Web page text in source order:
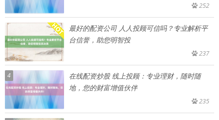
252
最好的配资公司 人人投顾可信吗？专业解析平
台信誉，助您明智投
237
4
在线配资炒股 线上投顾：专业理财，随时随
地，您的财富增值伙伴
235